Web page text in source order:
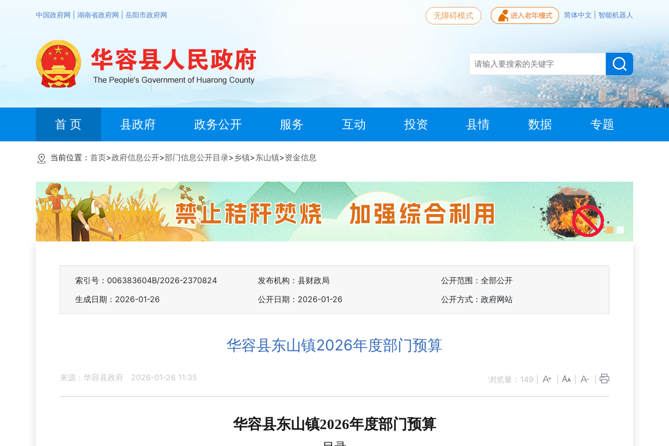
中国政府网 湖南省政府网 岳阳市政府网 简体中文 智能机器人
无障碍模式
首 页 县政府 政务公开 服务 互动 投资 县情 数据 专题
当前位置： 首页>政府信息公开>部门信息公开目录> 乡镇>东山镇>资金信息
索引号：006383604B/2026-2370824 发布机构：县财政局
公开范围：全部公开
生成日期：2026-01-26
公开日期：2026-01-26 公开方式：政府网站
华容县东山镇2026年度部门预算
来源：华容县政府 2026-01-26 11:35 浏览量： 149
华容县东山镇2026年度部门预算